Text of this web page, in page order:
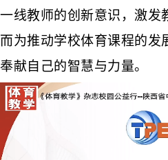
一线教师的创新意识，激发
而为推动学校体育课程的发
奉献自 己的智慧与力量。